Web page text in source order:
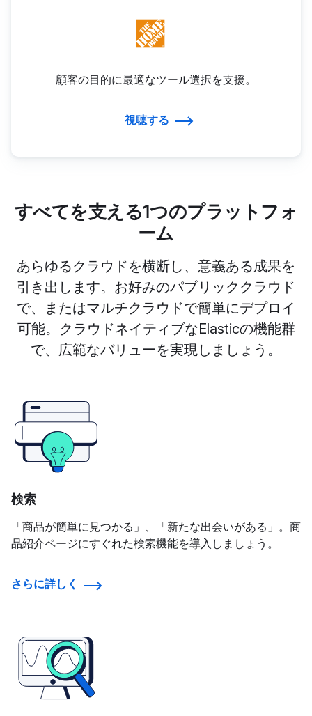
顧客の目的に最適なツール選択を支援。
視聴する
すべてを支える1つのプラットフォ
ーム
あらゆるクラウドを横断し、意義ある成果を
引き出します。お好みのパブリッククラウド
で、またはマルチクラウドで簡単にデプロイ
可能。クラウドネイティブなElasticの機能群
で、広範なバリューを実現しましょう。
検索
「商品が簡単に見つかる」、「新たな出会いがある」。商
品紹介ページにすぐれた検索機能を導入しましょう。
さらに詳しく